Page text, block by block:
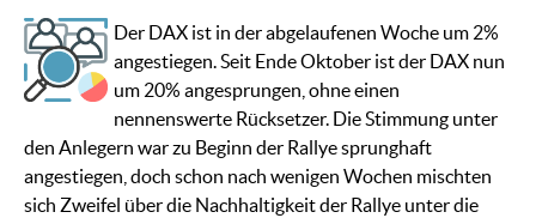
Der DAX ist in der abgelaufenen Woche um 2%
angestiegen. Seit Ende Oktober ist der DAX nun
um 20% angesprungen, ohne einen
nennenswerte Rücksetzer. Die Stimmung unter
den Anlegern war zu Beginn der Rallye sprunghaft
angestiegen, doch schon nach wenigen Wochen mischten
sich Zweifel über die Nachhaltigkeit der Rallye unter die